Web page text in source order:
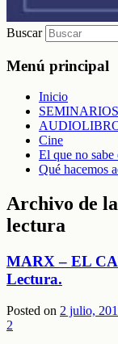
Buscar
Menú principal
Inicio
Cine
El que no sabe
Qué hacemos
Archivo de
lectura
MARX – EL
Lectura.
Posted on 2 julio,
2